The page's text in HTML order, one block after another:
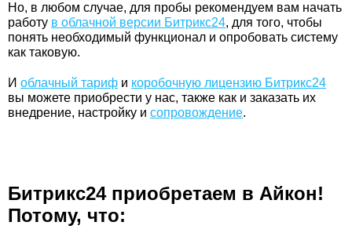
Но, в любом случае, для пробы рекомендуем вам начать
работу в облачной версии Битрикс24, для того, чтобы
понять необходимый функционал и опробовать систему
как таковую.
И облачный тариф и коробочную лицензию Битрикс24
вы можете приобрести у нас, также как и заказать их
внедрение, настройку и сопровождение.
Битрикс24 приобретаем в Айкон!
Потому, что: